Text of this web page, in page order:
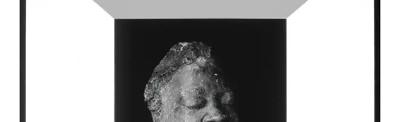
BIOGRAPHIE
CATALOGUE DES OEUVRES
01_SCULPTURE
02_PHOTOGRAPHIQUE